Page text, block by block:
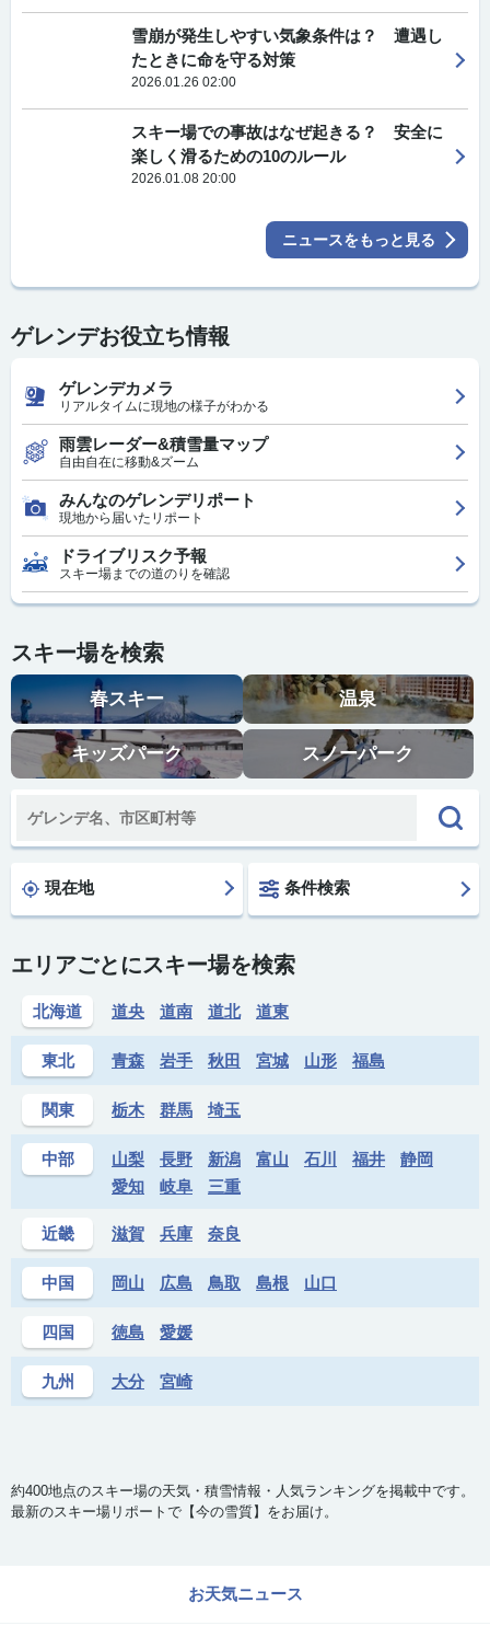
雪崩が発生しやすい気象条件は？ 遭遇し
たときに命を守る対策
2026.01.26 02:00
スキー場での事故はなぜ起きる？ 安全に
楽しく滑るための10のルール
2026.01.08 20:00
ニュースをもっと見る
ゲレンデお役立ち情報
ゲレンデカメラ
リアルタイムに現地の様子がわかる
雨雲レーダー&積雪量マップ
自由自在に移動&ズーム
みんなのゲレンデリポート
現地から届いたリポート
ドライブリスク予報
スキー場までの道のりを確認
スキー場を検索
春スキー 温泉
キッズパーク スノーパーク
現在地 条件検索
エリアごとにスキー場を検索
北海道 道央 道南 道北 道東
東北 青森 岩手 秋田 宮城 山形 福島
関東 栃木 群馬 埼玉
中部 山梨 長野 新潟 富山 石川 福井
静岡
愛知
岐阜 三重
近畿 滋賀 兵庫 奈良
中国 岡山 広島 鳥取 島根 山口
四国 徳島 愛媛
九州 大分 宮崎
約400地点のスキー場の天気・積雪情報・人気ランキングを掲載中です。
最新のスキー場リポートで【今の雪質】をお届け。
お天気ニュース